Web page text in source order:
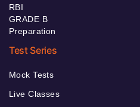
RBI
GRADE B
Preparation
Test Series
Mock Tests
Live Classes